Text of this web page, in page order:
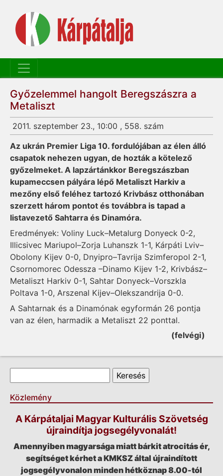
Győzelemmel hangolt Beregszászra a
Metaliszt
2011. szeptember 23., 10:00 , 558. szám
Az ukrán Premier Liga 10. fordulójában az élen álló
csapatok nehezen ugyan, de hozták a kötelező
győzelmeket. A lapzártánkkor Beregszászban
kupameccsen pályára lépő Metaliszt Harkiv a
mezőny első feléhez tartozó Krivbász otthonában
szerzett három pontot és továbbra is tapad a
listavezető Sahtarra és Dinamóra.
Eredmények: Voliny Luck–Metalurg Donyeck 0-2,
Illicsivec Mariupol–Zorja Luhanszk 1-1, Kárpáti Lviv–
Obolony Kijev 0-0, Dnyipro–Tavrija Szimferopol 2-1,
Csornomorec Odessza –Dinamo Kijev 1-2, Krivbász–
Metaliszt Harkiv 0-1, Sahtar Donyeck–Vorszkla
Poltava 1-0, Arszenal Kijev–Olekszandrija 0-0.
A Sahtarnak és a Dinamónak egyformán 26 pontja
van az élen, harmadik a Metaliszt 22 ponttal.
(felvégi)
Keresés űrlap
Közlemény
A Kárpátaljai Magyar Kulturális Szövetség
újraindítja jogsegélyvonalát!
Amennyiben magyarsága miatt bárkit atrocitás ér,
segítséget kérhet a KMKSZ által újraindított
jogsegélyvonalon minden hétköznap 8.00-tól